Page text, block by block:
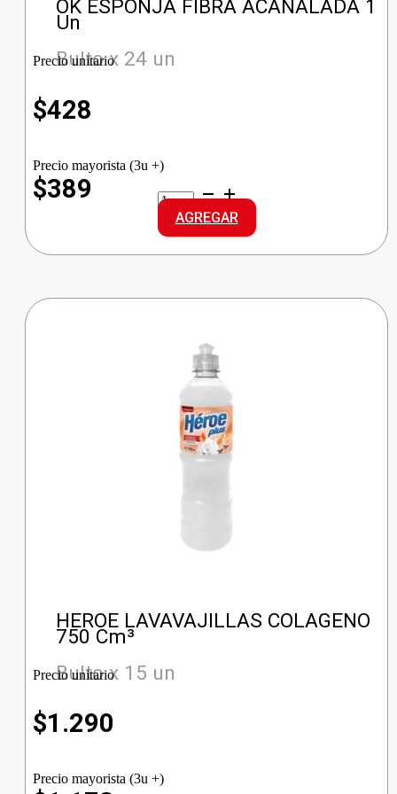
OK ESPONJA FIBRA ACANALADA 1
Un
Bulto x 24 un
Precio unitario
$428
Precio mayorista (3u +)
$389
OK
ESPONJA
FIBRA
ACANALADA
cantidad
AGREGAR
HEROE LAVAVAJILLAS COLAGENO
750 Cm³
Bulto x 15 un
Precio unitario
$1.290
Precio mayorista (3u +)